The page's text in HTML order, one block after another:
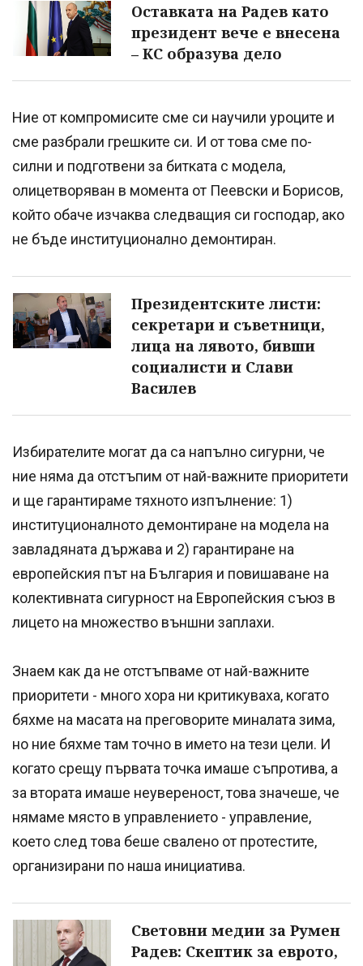
Оставката на Радев като
президент вече е внесена
– КС образува дело
Ние от компромисите сме си научили уроците и
сме разбрали грешките си. И от това сме по-
силни и подготвени за битката с модела,
олицетворяван в момента от Пеевски и Борисов,
който обаче изчаква следващия си господар, ако
не бъде институционално демонтиран.
Президентските листи:
секретари и съветници,
лица на лявото, бивши
социалисти и Слави
Василев
Избирателите могат да са напълно сигурни, че
ние няма да отстъпим от най-важните приоритети
и ще гарантираме тяхното изпълнение: 1)
институционалното демонтиране на модела на
завладяната държава и 2) гарантиране на
европейския път на България и повишаване на
колективната сигурност на Европейския съюз в
лицето на множество външни заплахи.
Знаем как да не отстъпваме от най-важните
приоритети - много хора ни критикуваха, когато
бяхме на масата на преговорите миналата зима,
но ние бяхме там точно в името на тези цели. И
когато срещу първата точка имаше съпротива, а
за втората имаше неувереност, това значеше, че
нямаме място в управлението - управление,
което след това беше свалено от протестите,
организирани по наша инициатива.
Световни медии за Румен
Радев: Скептик за еврото,